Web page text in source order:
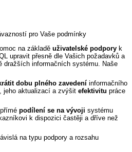
pro Vaše podmínky
na základě uživatelské podporyk
upravit přesně dle Vašich požadavků a
dražších informačních systému. Naše
dobu plného zavedeníinformačního
jeho aktualizací a zvýšit efektivitu práce
podílení se na vývoji systému
k dispozici častěji a dříve než
na typu podpory a rozsahu